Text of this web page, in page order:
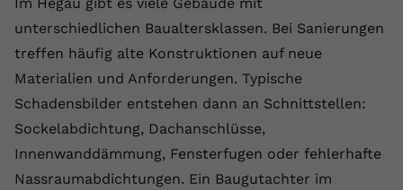
unterschiedlichen Baualtersklassen. Bei Sanierungen
treffen häufig alte Konstruktionen auf neue
Materialien und Anforderungen. Typische
Schadensbilder entstehen dann an Schnittstellen:
Sockelabdichtung, Dachanschlüsse,
Innenwanddämmung, Fensterfugen oder fehlerhafte
Nassraumabdichtungen. Ein Baugutachter im